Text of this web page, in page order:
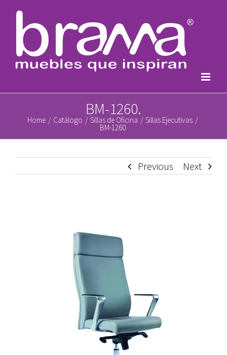
content
BM-1260.
Home / Catálogo / Sillas de Oficina / Sillas Ejecutivas /
BM-1260.
Previous Next